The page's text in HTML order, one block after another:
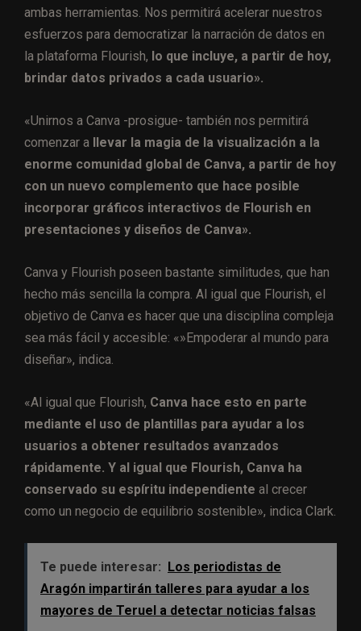
ambas herramientas. Nos permitirá acelerar nuestros
esfuerzos para democratizar la narración de datos en
la plataforma Flourish, lo que incluye, a partir de hoy,
brindar datos privados a cada usuario».
«Unirnos a Canva -prosigue- también nos permitirá
comenzar a
llevar la magia de la visualización a la
enorme comunidad global de Canva, a partir de hoy
con un nuevo complemento que hace posible
incorporar gráficos interactivos de Flourish en
presentaciones y diseños de Canva».
Canva y Flourish poseen bastante similitudes, que han
hecho más sencilla la compra. Al igual que Flourish, el
objetivo de Canva es hacer que una disciplina compleja
sea más fácil y accesible: «»Empoderar al mundo para
diseñar», indica.
«Al igual que Flourish, Canva hace esto en parte
mediante el uso de plantillas para ayudar a los
usuarios a obtener resultados avanzados
rápidamente. Y al igual que Flourish, Canva ha
conservado su espíritu independiente al crecer
como un negocio de equilibrio sostenible», indica Clark.
Te puede interesar:
Los periodistas de
Aragón impartirán talleres para ayudar a los
mayores de Teruel a detectar noticias falsas